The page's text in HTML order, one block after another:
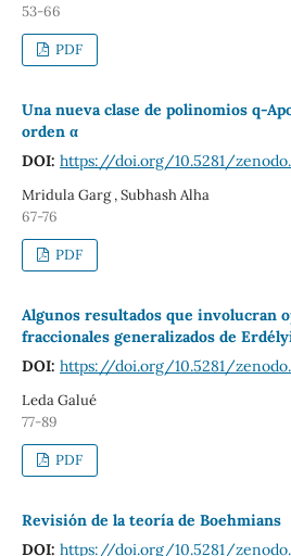
53-66
PDF
Una nueva clase de polinomios q-
orden α
DOI: https://doi.org/10.5281/
Mridula Garg , Subhash Alha
67-76
PDF
Algunos resultados que involucran
fraccionales generalizados de
DOI: https://doi.org/10.5281/
Leda Galué
77-89
PDF
Revisión de la teoría de Boehmians
DOI: https://doi.org/10.5281/